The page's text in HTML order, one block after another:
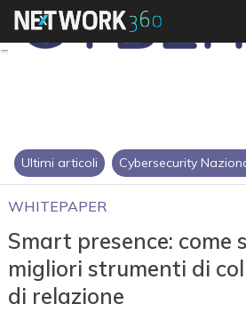
Ultimi articoli Cybersecurity
WHITEPAPER
Smart presence: come
migliori strumenti di
di relazione